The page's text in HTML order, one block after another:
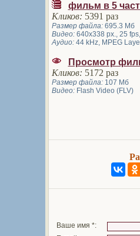
фильм в 5
Кликов: 5391 раз
Размер файла:695.3 Мб
Видео:640x338 px., 25
Аудио:44 kHz, MPEG
Просмотр
Кликов: 5172 раз
Размер файла:107 Мб
Видео:Flash Video (FLV)
Ваше имя *: